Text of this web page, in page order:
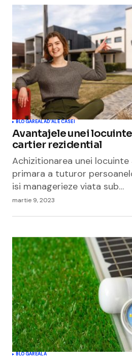
BLOGAREALAD'ALE CASEI
Avantajele unei
cartier rezidential
Achizitionarea unei
primara a tuturor
isi managerieze viata sub…
martie 9, 2023
BLOGAREALA